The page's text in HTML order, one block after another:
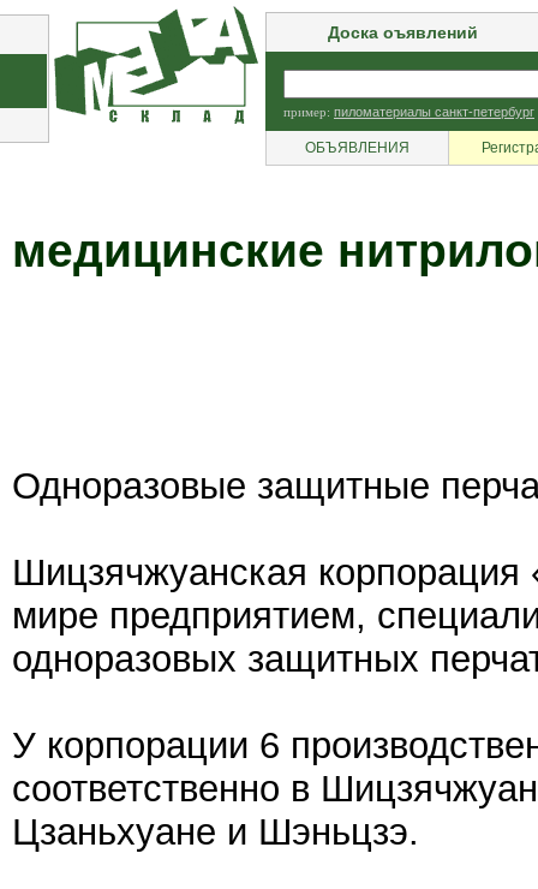
Доска оъявлений
пример: пиломатериалы санкт-петербург
ОБЪЯВЛЕНИЯ
медицинские
Одноразовые защитные
Шицзячжуанская
мире предприятием,
одноразовых защитных
У корпорации 6
соответственно в
Цзаньхуане и Шэньцзэ.